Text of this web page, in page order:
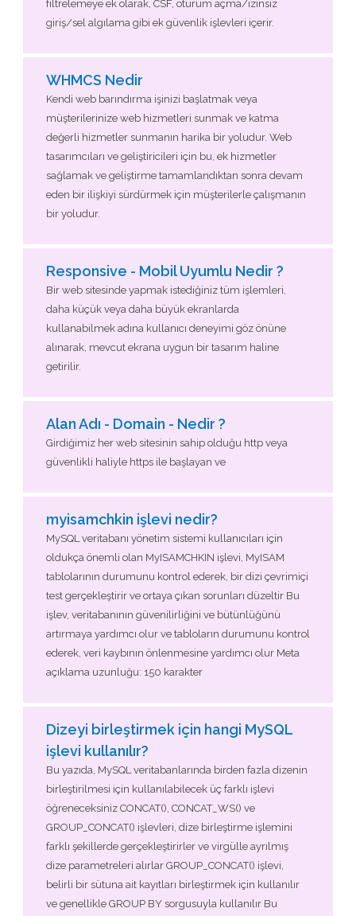
filtrelemeye ek olarak, CSF, oturum açma/izinsiz
giriş/sel algılama gibi ek güvenlik işlevleri içerir.
WHMCS Nedir
Kendi web barındırma işinizi başlatmak veya
müşterilerinize web hizmetleri sunmak ve katma
değerli hizmetler sunmanın harika bir yoludur. Web
tasarımcıları ve geliştiricileri için bu, ek hizmetler
sağlamak ve geliştirme tamamlandıktan sonra devam
eden bir ilişkiyi sürdürmek için müşterilerle çalışmanın
bir yoludur.
Responsive - Mobil Uyumlu Nedir ?
Bir web sitesinde yapmak istediğiniz tüm işlemleri,
daha küçük veya daha büyük ekranlarda
kullanabilmek adına kullanıcı deneyimi göz önüne
alınarak, mevcut ekrana uygun bir tasarım haline
getirilir.
Alan Adı - Domain - Nedir ?
Girdiğimiz her web sitesinin sahip olduğu http veya
güvenlikli haliyle https ile başlayan ve
myisamchkin işlevi nedir?
MySQL veritabanı yönetim sistemi kullanıcıları için
oldukça önemli olan MyISAMCHKIN işlevi, MyISAM
tablolarının durumunu kontrol ederek, bir dizi çevrimiçi
test gerçekleştirir ve ortaya çıkan sorunları düzeltir Bu
işlev, veritabanının güvenilirliğini ve bütünlüğünü
artırmaya yardımcı olur ve tabloların durumunu kontrol
ederek, veri kaybının önlenmesine yardımcı olur Meta
açıklama uzunluğu: 150 karakter
Dizeyi birleştirmek için hangi MySQL
işlevi kullanılır?
Bu yazıda, MySQL veritabanlarında birden fazla dizenin
birleştirilmesi için kullanılabilecek üç farklı işlevi
öğreneceksiniz CONCAT(), CONCAT_WS() ve
GROUP_CONCAT() işlevleri, dize birleştirme işlemini
farklı şekillerde gerçekleştirirler ve virgülle ayrılmış
dize parametreleri alırlar GROUP_CONCAT() işlevi,
belirli bir sütuna ait kayıtları birleştirmek için kullanılır
ve genellikle GROUP BY sorgusuyla kullanılır Bu